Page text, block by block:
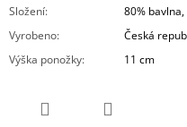
Složení:
80%
Vyrobeno:
Česká
Výška ponožky: 11 cm